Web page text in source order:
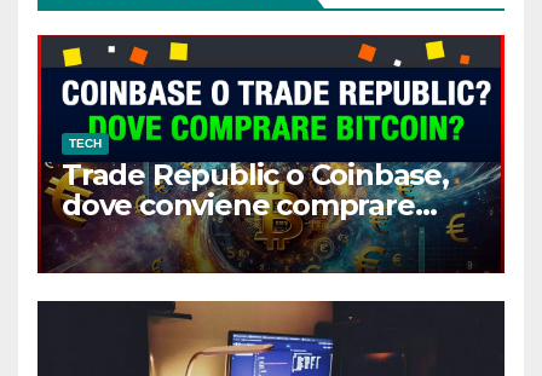
TECH
Trade Republic o Coinbase,
dove conviene comprare
Bitcoin?